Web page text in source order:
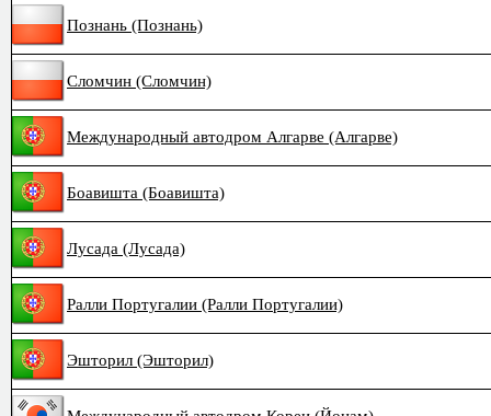
Познань (Познань)
Сломчин (Сломчин)
Международный автодром Алгарве (Алгарве)
Боавишта (Боавишта)
Лусада (Лусада)
Ралли Португалии (Ралли Португалии)
Эшторил (Эшторил)